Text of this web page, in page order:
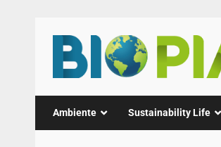
Inhalt
springen
Ambiente Sustainability Life